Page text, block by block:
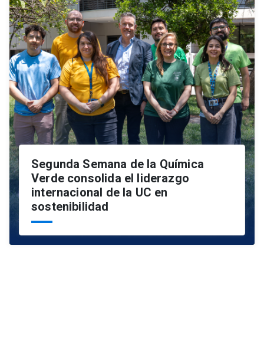
Segunda Semana de la Química
Verde consolida el liderazgo
internacional de la UC en
sostenibilidad